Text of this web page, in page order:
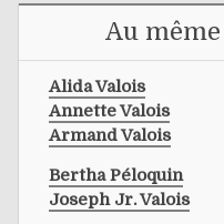
Au
Alida Valois
Annette Valois
Armand Valois
Bertha Péloquin
Joseph Jr. Valois